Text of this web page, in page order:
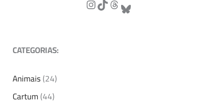
CATEGORIAS:
Animais(24)
Cartum(44)